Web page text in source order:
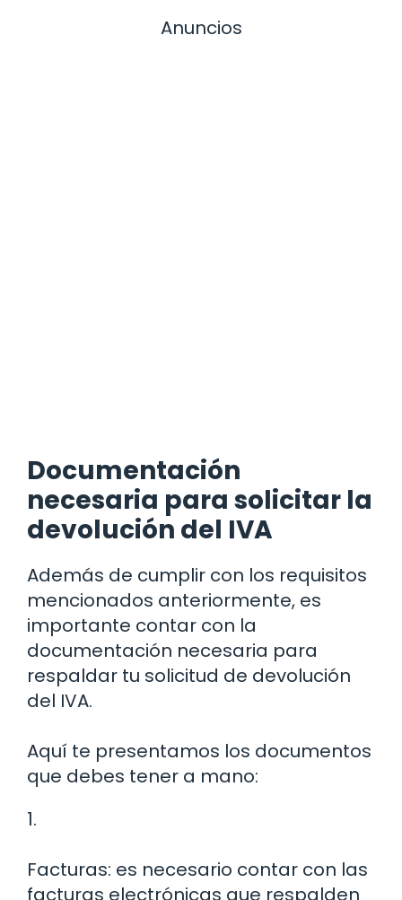
Anuncios
Documentación
necesaria para solicitar la
devolución del IVA
Además de cumplir con los requisitos
mencionados anteriormente, es
importante contar con la
documentación necesaria para
respaldar tu solicitud de devolución
del IVA.
Aquí te presentamos los documentos
que debes tener a mano:
1.
Facturas: es necesario contar con las
facturas electrónicas que respalden